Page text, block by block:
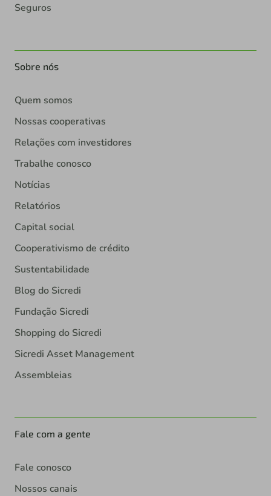
Seguros
Sobre nós
Quem somos
Nossas cooperativas
Relações com investidores
Trabalhe conosco
Notícias
Relatórios
Capital social
Cooperativismo de crédito
Sustentabilidade
Blog do Sicredi
Fundação Sicredi
Shopping do Sicredi
Sicredi Asset Management
Assembleias
Fale com a gente
Fale conosco
Nossos canais